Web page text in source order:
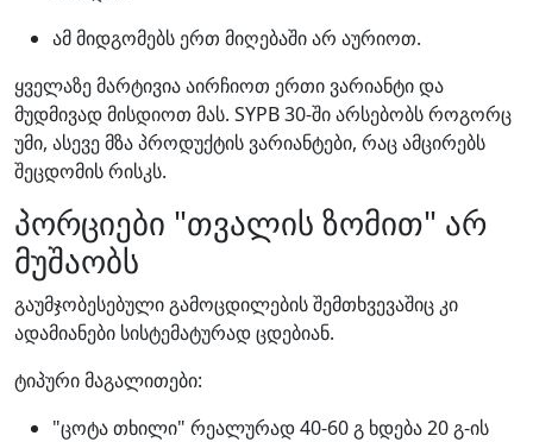
ამ მიდგომებს ერთ მიღებაში არ აურიოთ.
ყველაზე მარტივია აირჩიოთ ერთი ვარიანტი და
მუდმივად მისდიოთ მას. SYPB 30-ში არსებობს როგორც
უმი, ასევე მზა პროდუქტის ვარიანტები, რაც ამცირებს
შეცდომის რისკს.
პორციები "თვალის ზომით" არ
მუშაობს
გაუმჯობესებული გამოცდილების შემთხვევაშიც კი
ადამიანები სისტემატურად ცდებიან.
ტიპური მაგალითები:
"ცოტა თხილი" რეალურად 40-60 გ ხდება 20 გ-ის